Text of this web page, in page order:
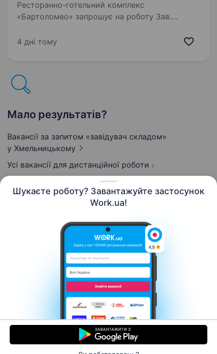
Шукаєте роботу? Завантажуйте застосунок
Work.ua!
Ресторанно-готельний комплекс
«Бартоломео» запрошує на роботу Зав.
основні завдання: Організація та контроль
4 дні тому
Мало результатів?
Вакансії за запитом «завідувач складом»
у Хмельницькому
Усі вакансії для дистанційної роботи
Контакти Про нас
Кар’єра
Допомога Умови використання